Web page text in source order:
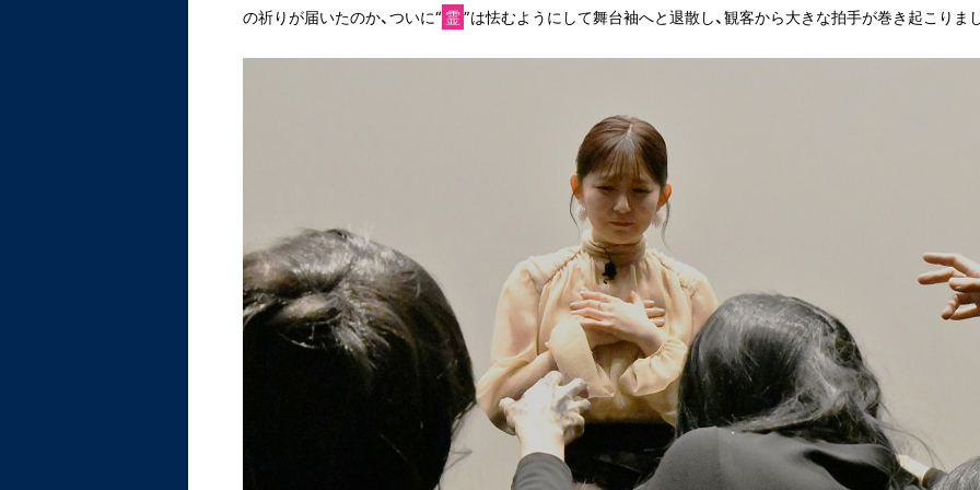
の祈りが届いたのか、ついに“ 霊”は怯むようにして舞台袖へと退散し、観客から大きな拍手が巻き起こりま